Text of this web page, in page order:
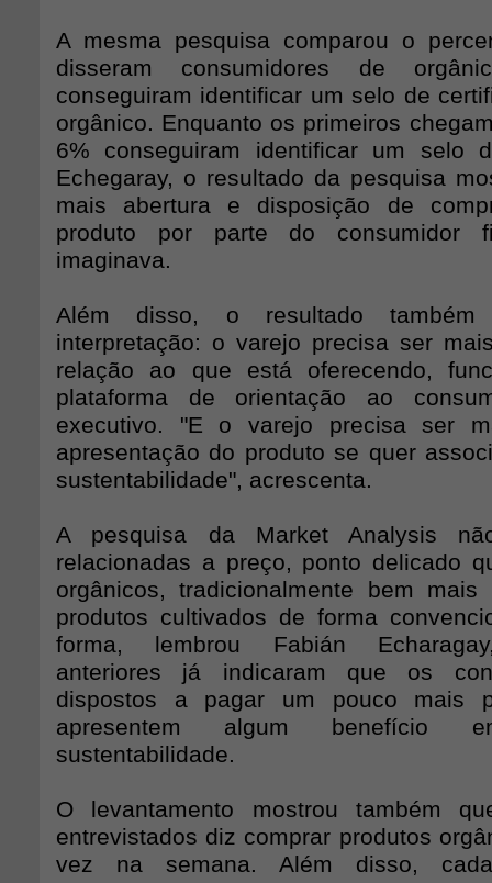
A mesma pesquisa comparou o
disseram consumidores de
conseguiram identificar um selo de
orgânico. Enquanto os primeiros
6% conseguiram identificar um selo
Echegaray, o resultado da pesquisa
mais abertura e disposição de
produto por parte do
imaginava.
Além disso, o resultado
interpretação: o varejo precisa ser
relação ao que está oferecendo,
plataforma de orientação ao
executivo. "E o varejo precisa ser
apresentação do produto se quer
sustentabilidade", acrescenta.
A pesquisa da Market Analysis
relacionadas a preço, ponto delicado
orgânicos, tradicionalmente bem
produtos cultivados de forma
forma, lembrou Fabián
anteriores já indicaram que os
dispostos a pagar um pouco mais
apresentem algum benefício
sustentabilidade.
O levantamento mostrou também
entrevistados diz comprar produtos
vez na semana. Além disso,